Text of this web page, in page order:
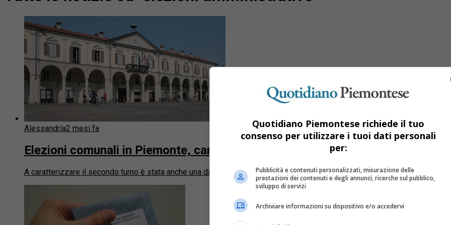
Alessandria2 mesi fa
Elezioni comunali in Piemonte, cambio di rotta a Trecate e Valenza: vincono
A caratterizzare il secondo turno è stata anche una diminuzione della partecipazione al voto
Quotidiano Piemontese richiede il tuo
consenso per utilizzare i tuoi dati personali
per:
Pubblicità e contenuti personalizzati, misurazione delle
prestazioni dei contenuti e degli annunci, ricerche sul pubblico,
sviluppo di servizi
Archiviare informazioni su dispositivo e/o accedervi